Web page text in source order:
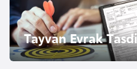
z
e
İ
ş
Tayvan Evrak
A
v
u